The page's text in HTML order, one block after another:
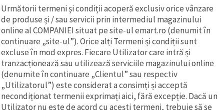
preferințele
și re-
vizitele.
Puteți fi de
acord să
utilizați
toate
cookie -
urile făcând
clic pe "pe
site!" Sau să
vă indicați
preferințele
Următorii termeni și condiții acoperă exclusiv orice vânzare
de produse și / sau servicii prin intermediul magazinului
online al COMPANIEI situat pe site-ul emart.ro (denumit în
continuare „site-ul”). Orice alți Termeni și condiții sunt
excluse în mod expres. Fiecare Utilizator care intră și
tranzacționează sau utilizează serviciile magazinului online
(denumite în continuare „Clientul” sau respectiv
„Utilizatorul”) este considerat a consimți și acceptă
necondiționat termenii exprimați aici, fără excepție. Dacă un
Utilizator nu este de acord cu acești termeni, trebuie să se